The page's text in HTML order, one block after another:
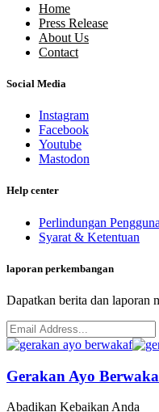
Home
Press Release
About Us
Contact
Social Media
Instagram
Facebook
Youtube
Mastodon
Help center
Perlindungan Pengguna
Syarat & Ketentuan
laporan perkembangan
Dapatkan berita dan laporan
Gerakan Ayo
Abadikan Kebaikan Anda